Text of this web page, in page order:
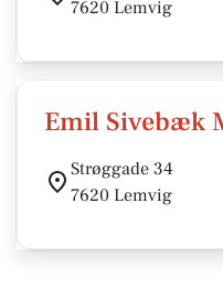
7620 Lemvig
Emil Sivebæk
Strøggade 34
7620 Lemvig